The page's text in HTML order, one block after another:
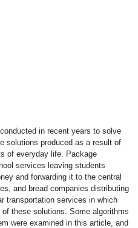
in recent years to solve
solutions produced as a result of
of everyday life. Package
services leaving students
and forwarding it to the central
and bread companies distributing
transportation services in which
these solutions. Some algorithms
were examined in this article, and